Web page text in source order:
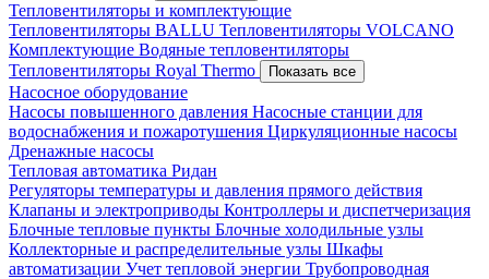
Тепловентиляторы и комплектующие
Тепловентиляторы BALLU Тепловентиляторы VOLCANO
Комплектующие Водяные тепловентиляторы
Тепловентиляторы Royal Thermo
Показать все
Насосное оборудование
Насосы повышенного давления Насосные станции для
водоснабжения и пожаротушения Циркуляционные насосы
Дренажные насосы
Тепловая автоматика Ридан
Регуляторы температуры и давления прямого действия
Клапаны и электроприводы Контроллеры и диспетчеризация
Блочные тепловые пункты Блочные холодильные узлы
Коллекторные и распределительные узлы Шкафы
автоматизации Учет тепловой энергии Трубопроводная